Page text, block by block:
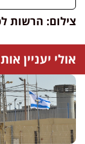
צילום: הרשות
אולי יעניין